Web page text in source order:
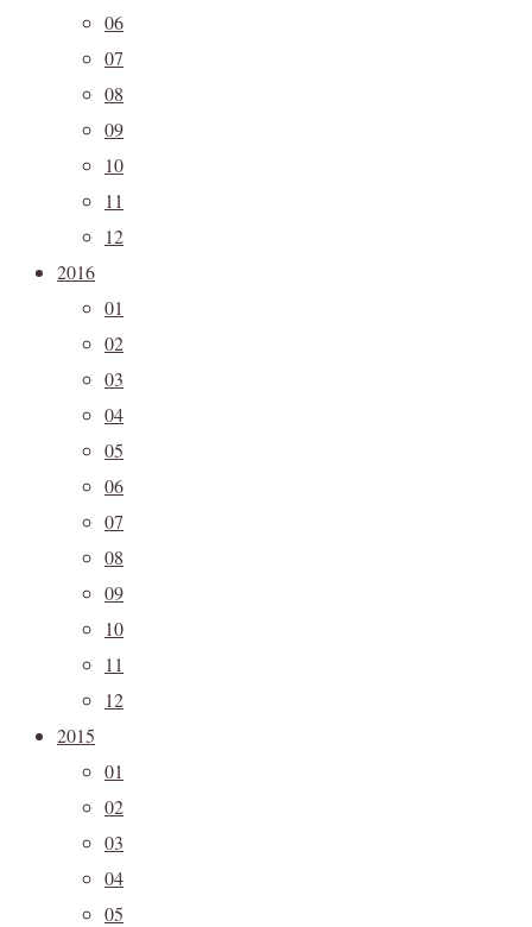
06
07
08
09
10
11
12
2016
01
02
03
04
05
06
07
08
09
10
11
12
2015
01
02
03
04
05